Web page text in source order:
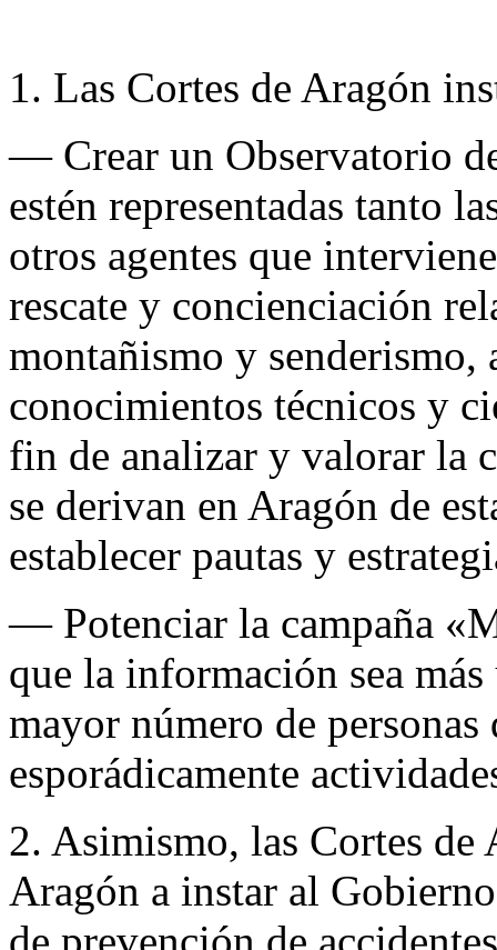
1. Las Cortes de Aragón
— Crear un Observatorio
estén representadas tanto
otros agentes que
rescate y concienciación
montañismo y senderismo,
conocimientos técnicos y
fin de analizar y valorar la
se derivan en Aragón de
establecer pautas y
— Potenciar la campaña
que la información sea
mayor número de
esporádicamente
2. Asimismo, las Cortes
Aragón a instar al
de prevención de